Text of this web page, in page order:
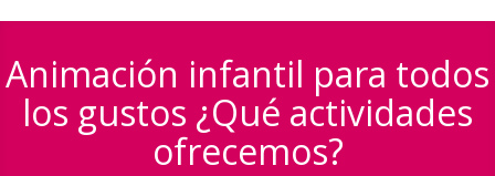
Animación infantil para todos
los gustos ¿Qué actividades
ofrecemos?